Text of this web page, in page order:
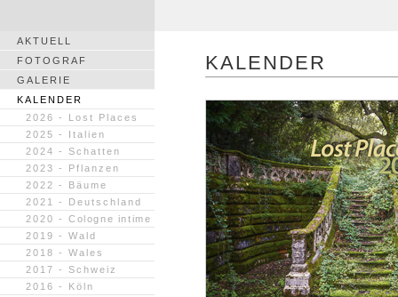
AKTUELL
FOTOGRAF
GALERIE
KALENDER
2026 - Lost Places
2025 - Italien
2024 - Schatten
2023 - Pflanzen
2022 - Bäume
2021 - Deutschland
2020 - Cologne intime
2019 - Wald
2018 - Wales
2017 - Schweiz
2016 - Köln
KALENDER